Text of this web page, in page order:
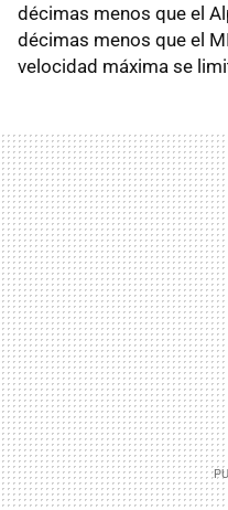
décimas menos que el
décimas menos que el
velocidad máxima se